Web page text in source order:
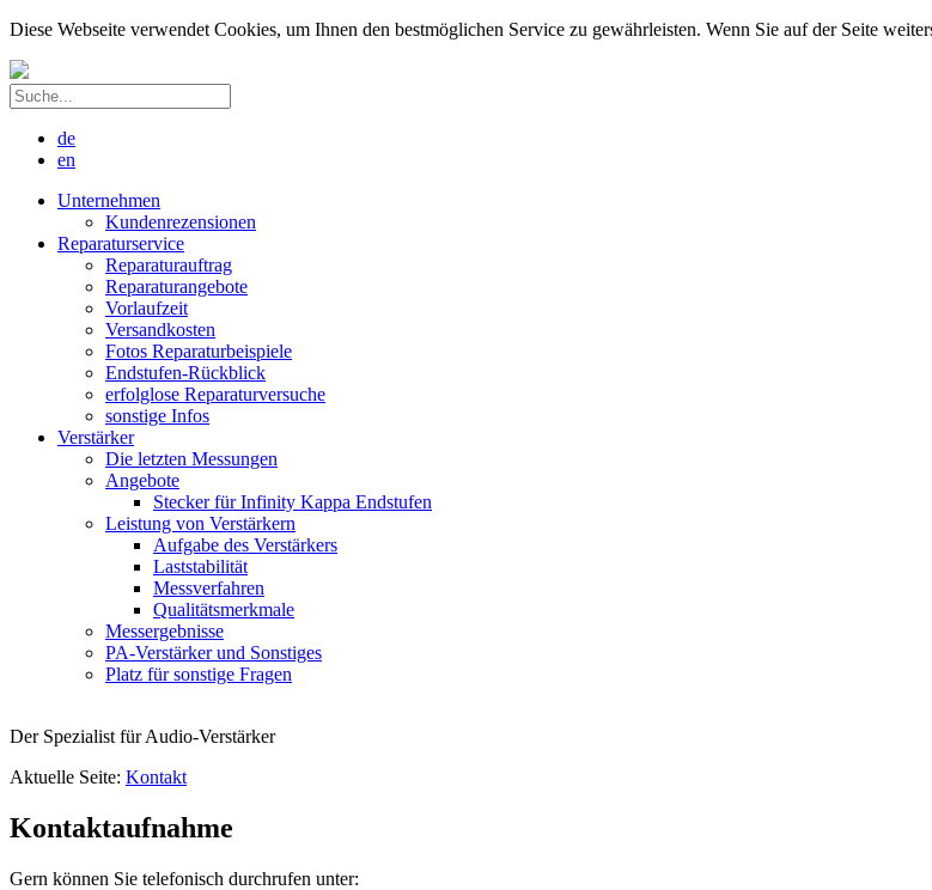
Diese Webseite verwendet Cookies, um Ihnen den bestmöglichen Service zu gewährleisten. Wenn Sie auf der Seite
de
en
Unternehmen
Kundenrezensionen
Reparaturservice
Reparaturauftrag
Reparaturangebote
Vorlaufzeit
Versandkosten
Fotos Reparaturbeispiele
Endstufen-Rückblick
erfolglose Reparaturversuche
sonstige Infos
Verstärker
Die letzten Messungen
Angebote
Stecker für Infinity Kappa Endstufen
Leistung von Verstärkern
Aufgabe des Verstärkers
Laststabilität
Messverfahren
Qualitätsmerkmale
Messergebnisse
PA-Verstärker und Sonstiges
Platz für sonstige Fragen
Der Spezialist für Audio-Verstärker
Aktuelle Seite: Kontakt
Kontaktaufnahme
Gern können Sie telefonisch durchrufen unter: